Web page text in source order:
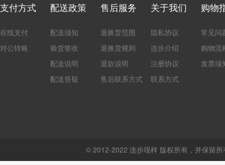
支付方式
在线支付
对公转账
配送政策
配送须知
验货签收
配送说明
配送答疑
售后服务
退换货范围
退换货规则
退款说明
售后联系方式
关于我们
隐私协议
连步介绍
注册协议
联系方式
购物
常见问
购物流
发票须
© 2012-2022 连步现样 版权所有，并保留